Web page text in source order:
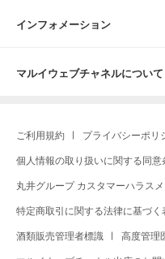
インフォメーション
マルイウェブチャネルについて
ご利用規約 プライバシーポリ
個人情報の取り扱いに関する同意
丸井グループ カスタマーハラス
特定商取引に関する法律に基づく
酒類販売管理者標識 高度管理